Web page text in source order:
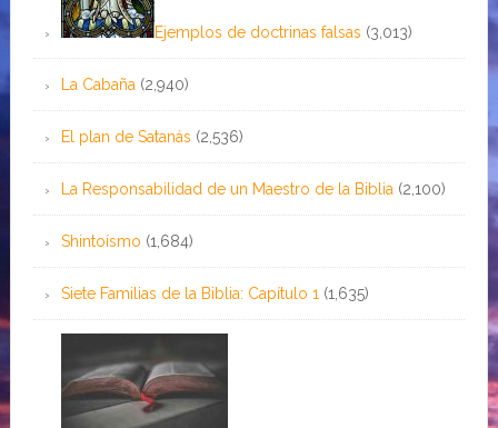
Ejemplos de doctrinas falsas (3,013)
La Cabaña (2,940)
El plan de Satanás (2,536)
La Responsabilidad de un Maestro de la Biblia (2,100)
Shintoísmo (1,684)
Siete Familias de la Biblia: Capítulo 1 (1,635)